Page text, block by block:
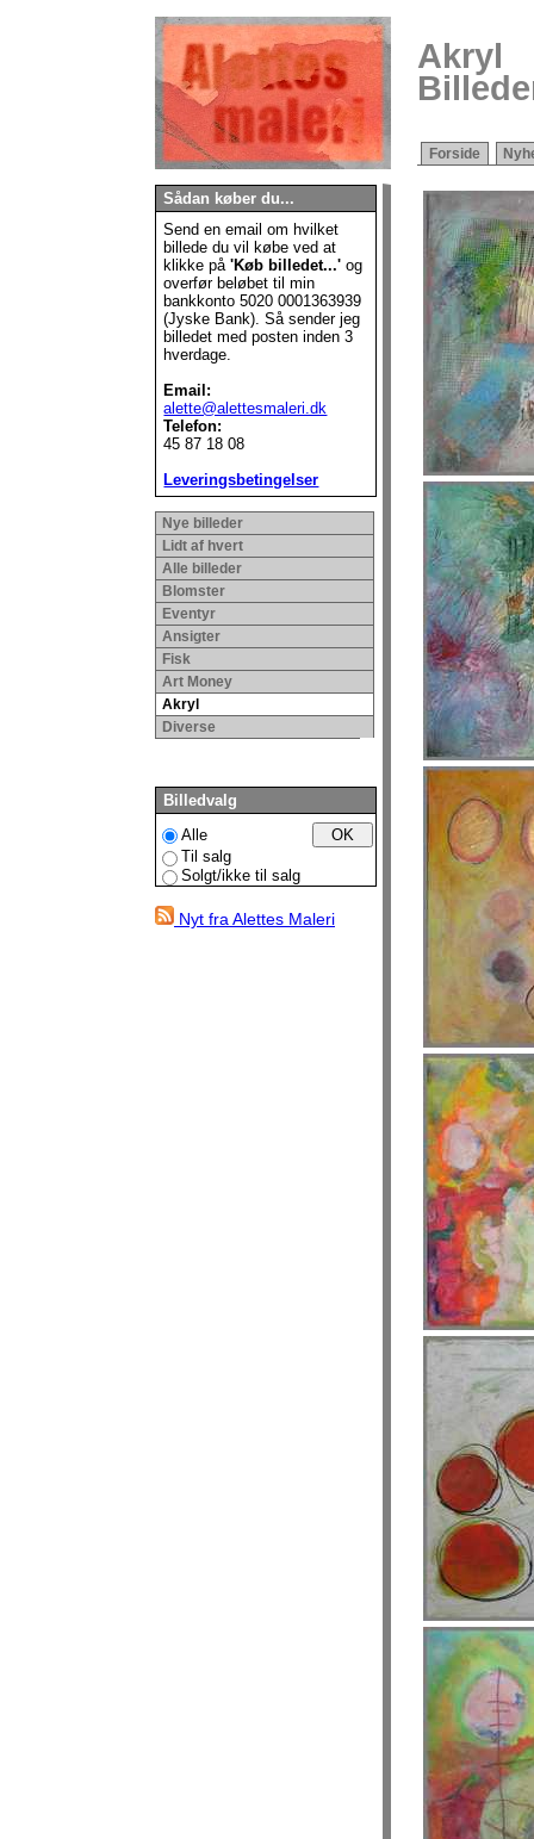
Akryl
Forside
Sådan køber du...
Send en email om hvilket
billede du vil købe ved at
klikke på'Køb billedet...' og
overfør beløbet til min
bankkonto5020 0001363939
(Jyske Bank). Så sender jeg
billedet med posten inden 3
hverdage.
Email:
alette@alettesmaleri.dk
Telefon:
45 87 18 08
Leveringsbetingelser
Nye billeder
Lidt af hvert
Alle billeder
Blomster
Eventyr
Ansigter
Fisk
Art Money
Akryl
Diverse
Billedvalg
Alle
Til salg
Solgt/ikke til salg
Nyt fra Alettes Maleri